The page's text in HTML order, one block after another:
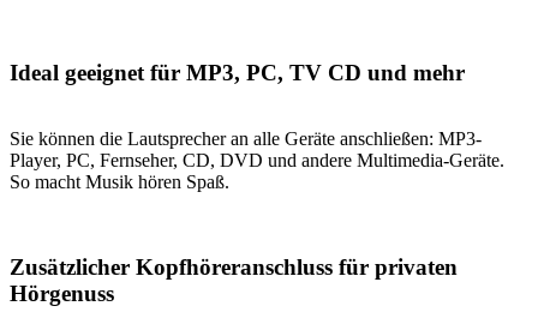
Ideal geeignet für MP3, PC, TV CD und mehr
Sie können die Lautsprecher an alle Geräte anschließen: MP3-
Player, PC, Fernseher, CD, DVD und andere Multimedia-Geräte.
So macht Musik hören Spaß.
Zusätzlicher Kopfhöreranschluss für privaten
Hörgenuss